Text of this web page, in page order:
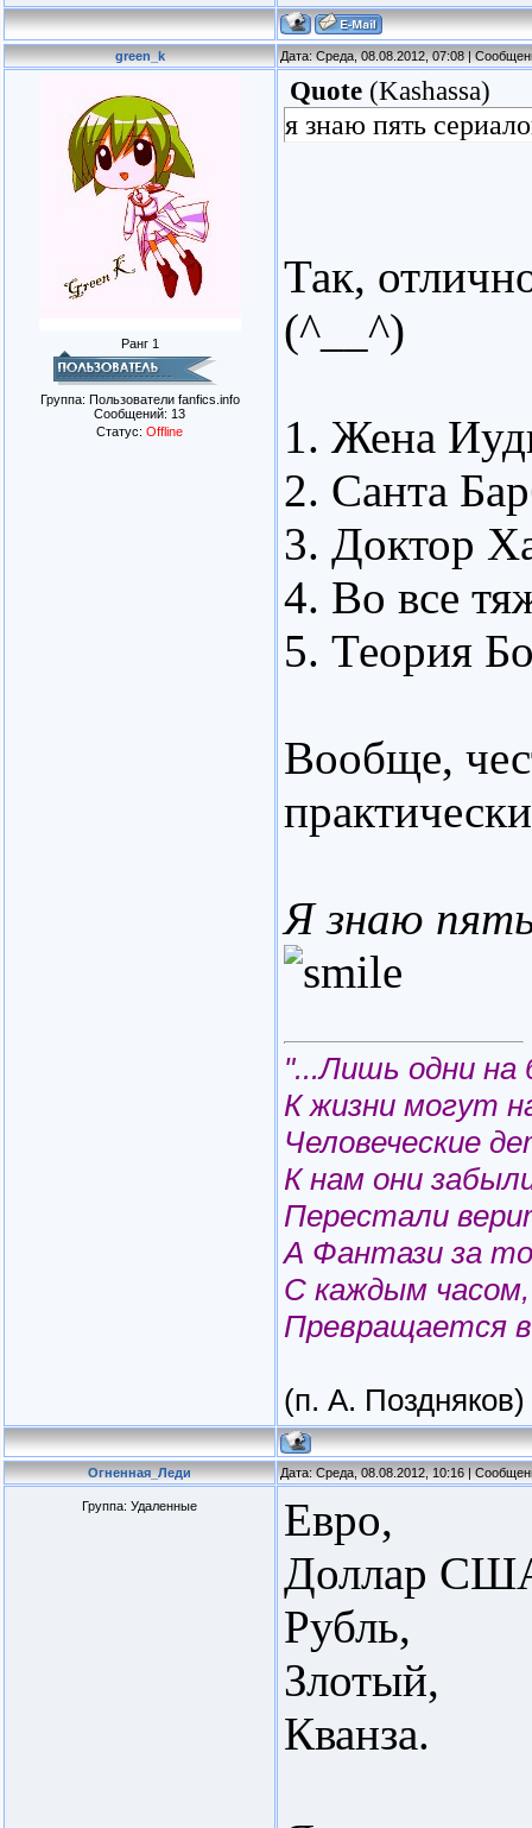
green_k Дата: Среда, 08.08.2012, 07:08 |
Ранг 1
Группа: Пользователи fanfics.info
Сообщений: 13
Статус: Offline
Quote (Kashassa)
я знаю пять
Так,
(^__^)
1. Жена
2. Санта
3. Доктор
4. Во все
5. Теория
Вообще,
Я знаю пять
"...Лишь одни на
К жизни могут
Человеческие
К нам они
Перестали
А Фантази за то
С каждым
Превращается
(п. А. Поздняков)
Огненная_Леди Дата: Среда, 08.08.2012, 10:16 |
Группа: Удаленные
Евро,
Доллар
Рубль,
Злотый,
Кванза.